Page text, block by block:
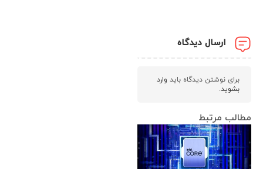
ارسال دیدگاه
برای نوشتن دیدگاه باید وارد
بشوید.
مطالب مرتبط